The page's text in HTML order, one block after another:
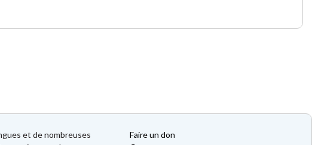
et de nombreuses
Faire un don